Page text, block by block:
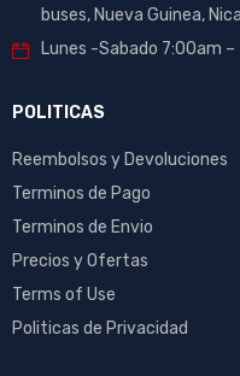
buses, Nueva Guinea,
Lunes -Sabado 7:00am
POLITICAS
Reembolsos y Devoluciones
Terminos de Pago
Terminos de Envio
Precios y Ofertas
Terms of Use
Politicas de Privacidad